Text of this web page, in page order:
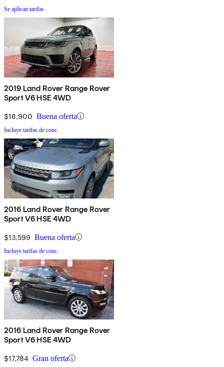
Se aplican tarifas
2019 Land Rover Range Rover
Sport V6 HSE 4WD
$18,900 Buena oferta
Incluye tarifas de conc.
2016 Land Rover Range Rover
Sport V6 HSE 4WD
$13,599 Buena oferta
Incluye tarifas de conc.
2016 Land Rover Range Rover
Sport V6 HSE 4WD
$17,784 Gran oferta